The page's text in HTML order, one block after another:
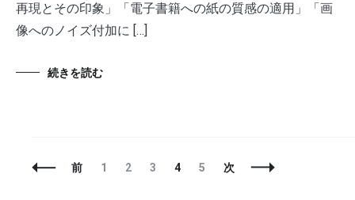
再現とその印象」「電子書籍への紙の質感の適用」「画
像へのノイズ付加に […]
続きを読む
投
前
固
1
固
2
固
3
固
4
固
5 次